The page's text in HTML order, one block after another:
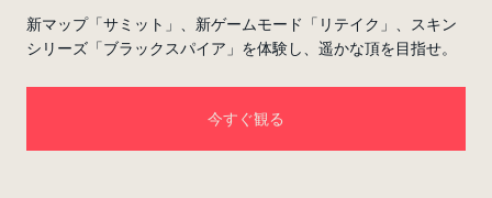
新マップ「サミット」、新ゲームモード「リテイク」、スキン
シリーズ「ブラックスパイア」を体験し、遥かな頂を目指せ。
今すぐ観る